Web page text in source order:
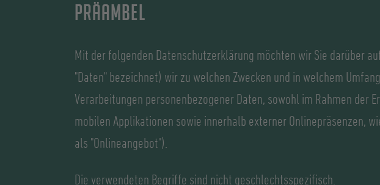
Präambel
Mit der folgenden Datenschutzerklärung möchten wir Sie darüber
"Daten" bezeichnet) wir zu welchen Zwecken und in welchem
Verarbeitungen personenbezogener Daten, sowohl im Rahmen der
mobilen Applikationen sowie innerhalb externer Onlinepräsenzen,
als "Onlineangebot").
Die verwendeten Begriffe sind nicht geschlechtsspezifisch.